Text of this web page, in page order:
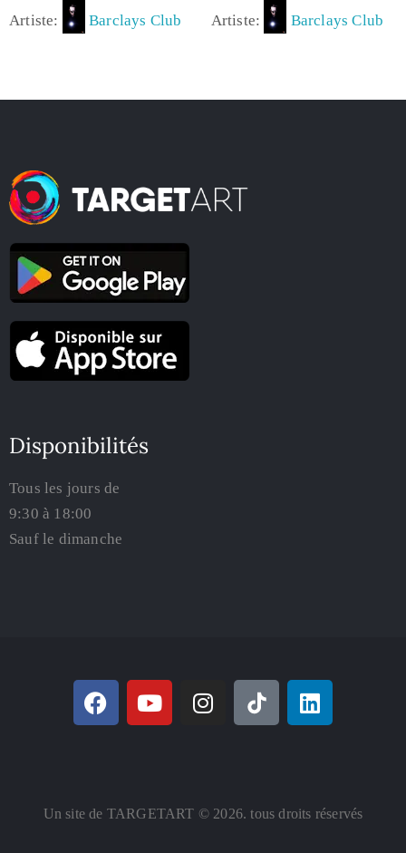
Artiste: Barclays Club Artiste: Barclays Club
Disponibilités
Tous les jours de
9:30 à 18:00
Sauf le dimanche
Un site de TARGETART © 2026. tous droits réservés